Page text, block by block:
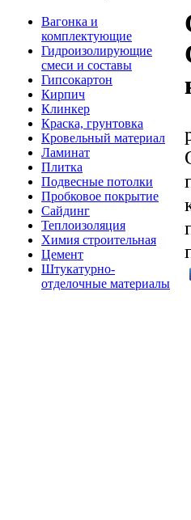
Вагонка и
комплектующие
Гидроизолирующие
смеси и составы
Гипсокартон
Кирпич
Клинкер
Краска, грунтовка
Кровельный материал
Ламинат
Плитка
Подвесные потолки
Пробковое покрытие
Сайдинг
Теплоизоляция
Химия строительная
Цемент
Штукатурно-
отделочные материалы